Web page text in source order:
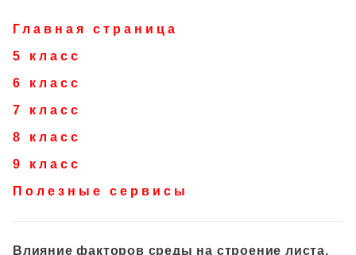
Главная страница
5 класс
6 класс
7 класс
8 класс
9 класс
Полезные сервисы
Влияние факторов среды на строение листа,